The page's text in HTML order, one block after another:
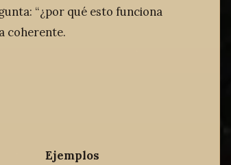
“¿por qué esto funciona
coherente.
Ejemplos